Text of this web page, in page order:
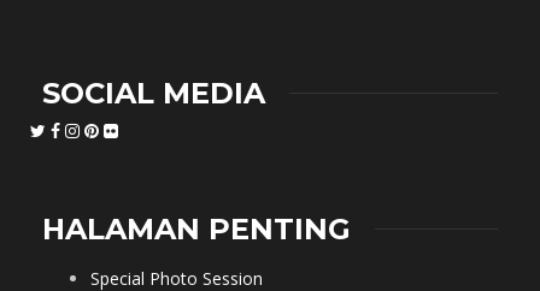
SOCIAL MEDIA
HALAMAN PENTING
Special Photo Session